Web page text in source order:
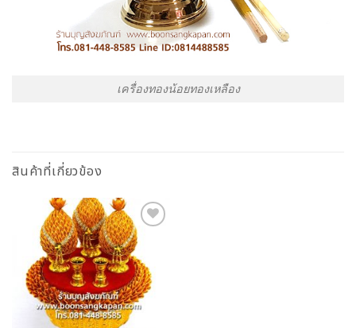
เครื่องทองน้อยทองเหลือง
สินค้าที่เกี่ยวข้อง
Add to
Wishlist